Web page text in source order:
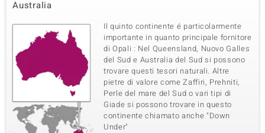
Australia
Il quinto continente é particolarmente
importante in quanto principale fornitore
di Opali : Nel Queensland, Nuovo Galles
del Sud e Australia del Sud si possono
trovare questi tesori naturali. Altre
pietre di valore come Zaffiri, Prehniti,
Perle del mare del Sud o vari tipi di
Giade si possono trovare in questo
continente chiamato anche "Down
Under"